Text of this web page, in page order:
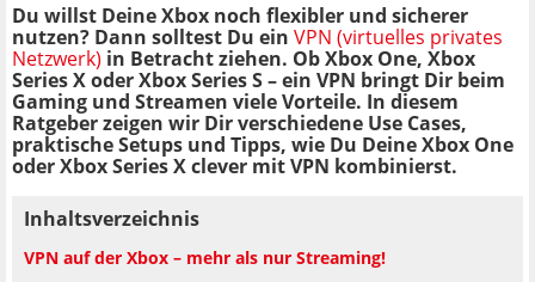
Du willst Deine Xbox noch flexibler und sicherer
nutzen? Dann solltest Du ein VPN (virtuelles privates
Netzwerk) in Betracht ziehen. Ob Xbox One, Xbox
Series X oder Xbox Series S – ein VPN bringt Dir beim
Gaming und Streamen viele Vorteile. In diesem
Ratgeber zeigen wir Dir verschiedene Use Cases,
praktische Setups und Tipps, wie Du Deine Xbox One
oder Xbox Series X clever mit VPN kombinierst.
Inhaltsverzeichnis
VPN auf der Xbox – mehr als nur Streaming!